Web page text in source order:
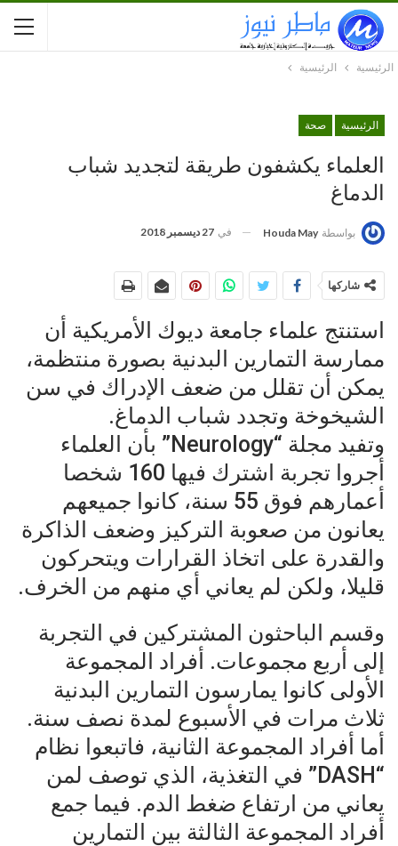
الرئيسية الرئيسية
الرئيسية صحة
العلماء يكشفون طريقة لتجديد شباب
الدماغ
بواسطة Houda May في 27 ديسمبر 2018
شاركها
استنتج علماء جامعة ديوك الأمريكية أن
ممارسة التمارين البدنية بصورة منتظمة،
يمكن أن تقلل من ضعف الإدراك في سن
الشيخوخة وتجدد شباب الدماغ.
وتفيد مجلة “Neurology” بأن العلماء
أجروا تجربة اشترك فيها 160 شخصا
أعمارهم فوق 55 سنة، كانوا جميعهم
يعانون من صعوبة التركيز وضعف الذاكرة
والقدرة على اتخاذ القرارات ويتحركون
قليلا، ولكن لم يعاني أي منهم من الخرف.
وقسم الباحثون المشتركين في التجربة
إلى أربع مجموعات. أفراد المجموعة
الأولى كانوا يمارسون التمارين البدنية
ثلاث مرات في الأسبوع لمدة نصف سنة.
أما أفراد المجموعة الثانية، فاتبعوا نظام
“DASH” في التغذية، الذي توصف لمن
يعاني من ارتفاع ضغط الدم. فيما جمع
أفراد المجموعة الثالثة بين التمارين